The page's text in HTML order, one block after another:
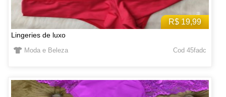
R$ 19,99
Lingeries de luxo
Moda e Beleza Cod 45fadc